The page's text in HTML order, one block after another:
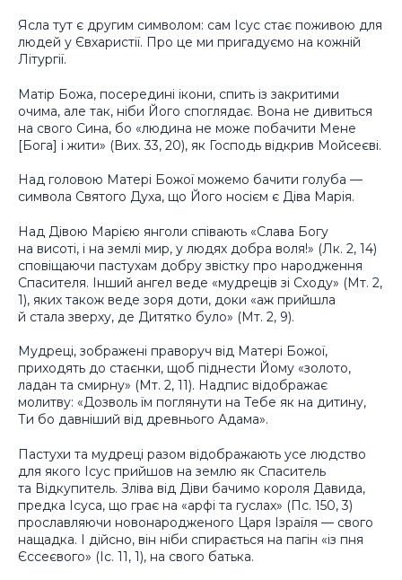
Ясла тут є другим символом: сам Ісус стає поживою для
людей у Євхаристії. Про це ми пригадуємо на кожній
Літургії.
Матір Божа, посередині ікони, спить із закритими
очима, але так, ніби Його споглядає. Вона не дивиться
на свого Сина, бо «людина не може побачити Мене
[Бога] і жити» (Вих. 33, 20), як Господь відкрив Мойсеєві.
Над головою Матері Божої можемо бачити голуба —
символа Святого Духа, що Його носієм є Діва Марія.
Над Дівою Марією янголи співають «Слава Богу
на висоті, і на землі мир, у людях добра воля!» (Лк. 2, 14)
сповіщаючи пастухам добру звістку про народження
Спасителя. Інший ангел веде «мудреців зі Сходу» (Мт. 2,
1), яких також веде зоря доти, доки «аж прийшла
й стала зверху, де Дитятко було» (Мт. 2, 9).
Мудреці, зображені праворуч від Матері Божої,
приходять до стаєнки, щоб піднести Йому «золото,
ладан та смирну» (Мт. 2, 11). Надпис відображає
молитву: «Дозволь їм поглянути на Тебе як на дитину,
Ти бо давніший від древнього Адама».
Пастухи та мудреці разом відображають усе людство
для якого Ісус прийшов на землю як Спаситель
та Відкупитель. Зліва від Діви бачимо короля Давида,
предка Ісуса, що грає на «арфі та гуслах» (Пс. 150, 3)
прославляючи новонародженого Царя Ізраїля — свого
нащадка. І дійсно, він ніби спирається на пагін «із пня
Єссеєвого» (Іс. 11, 1), на свого батька.